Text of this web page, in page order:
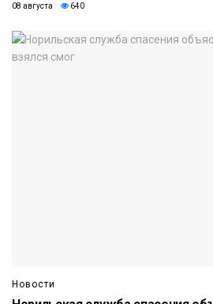
08 августа 640
Новости